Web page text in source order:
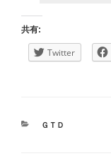
共有:
Twitter
カ
ＧＴＤ